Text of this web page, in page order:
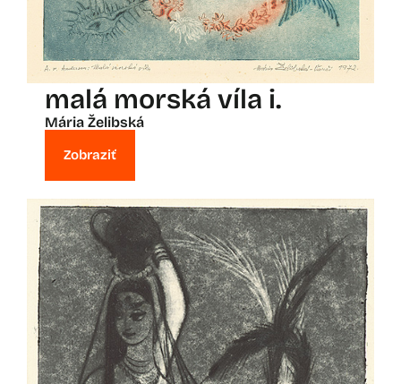
malá morská víla i.
Mária Želibská
Zobraziť